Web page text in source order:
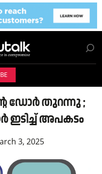
ഡോര്‍ തുറന്നു ;
ഇടിച്ച് അപകടം
3, 2025